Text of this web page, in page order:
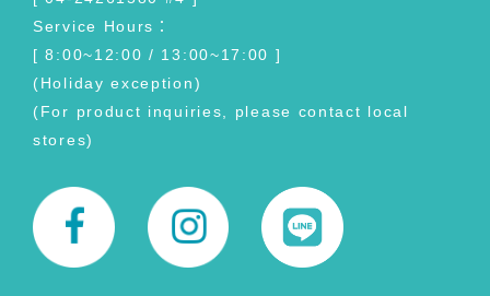
Service Hours：
[ 8:00~12:00 / 13:00~17:00 ]
(Holiday exception)
(For product inquiries, please contact local
stores)